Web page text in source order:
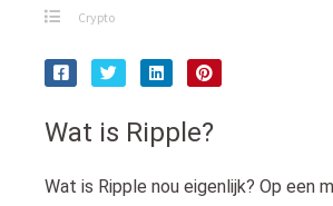
Crypto
Wat is Ripple?
Wat is Ripple nou eigenlijk? Op een
Ze
kan de